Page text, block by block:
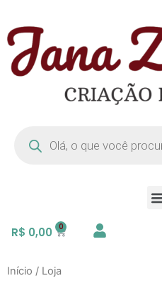
R$ 0,00
Início / Loja